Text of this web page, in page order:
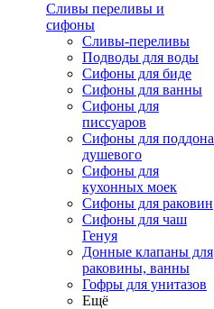
Сливы переливы и
сифоны
Сливы-переливы
Подводы для воды
Сифоны для биде
Сифоны для ванны
Сифоны для
писсуаров
Сифоны для поддона
душевого
Сифоны для
кухонных моек
Сифоны для раковин
Сифоны для чаш
Генуя
Донные клапаны для
раковины, ванны
Гофры для унитазов
Ещё